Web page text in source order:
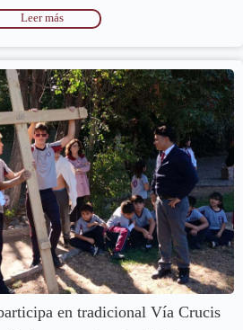
Leer más
en tradicional Vía Crucis